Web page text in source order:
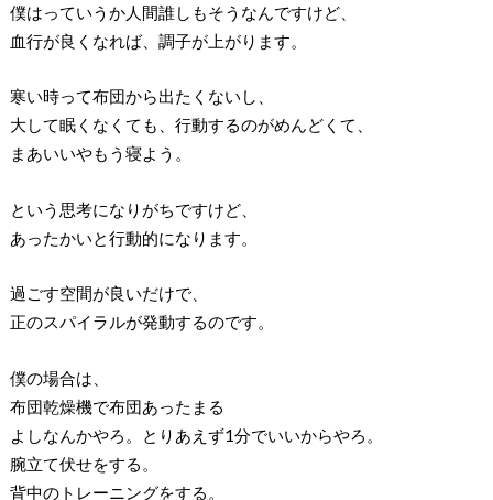
僕はっていうか人間誰しもそうなんですけど、
血行が良くなれば、調子が上がります。
寒い時って布団から出たくないし、
大して眠くなくても、行動するのがめんどくて、
まあいいやもう寝よう。
という思考になりがちですけど、
あったかいと行動的になります。
過ごす空間が良いだけで、
正のスパイラルが発動するのです。
僕の場合は、
布団乾燥機で布団あったまる
よしなんかやろ。とりあえず1分でいいからやろ。
腕立て伏せをする。
背中のトレーニングをする。